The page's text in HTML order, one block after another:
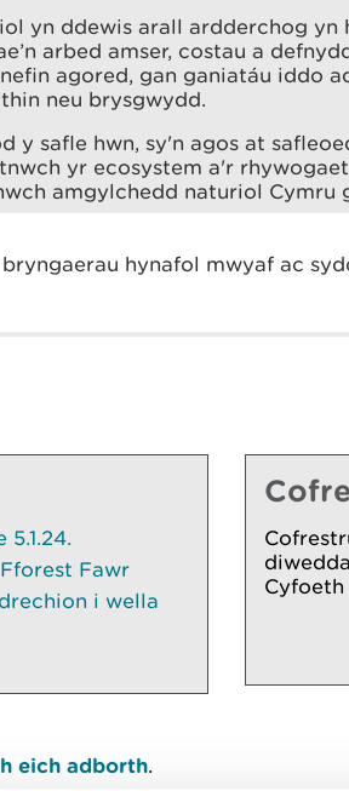
yn ddewis arall ardderchog yn
arbed amser, costau a
agored, gan ganiatáu iddo
neu brysgwydd.
y safle hwn, sy'n agos at
yr ecosystem a'r
amgylchedd naturiol Cymru
hynafol mwyaf ac
Fawr
i wella
eich adborth.